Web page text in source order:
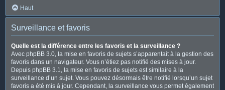
Haut
Surveillance et favoris
Quelle est la différence entre les favoris et la surveillance ?
Avec phpBB 3.0, la mise en favoris de sujets s’apparentait à la gestion des
favoris dans un navigateur. Vous n’étiez pas notifié des mises à jour.
Depuis phpBB 3.1, la mise en favoris de sujets est similaire à la
surveillance d’un sujet. Vous pouvez désormais être notifié lorsqu’un sujet
favoris a été mis à jour. Cependant, la surveillance vous permet également